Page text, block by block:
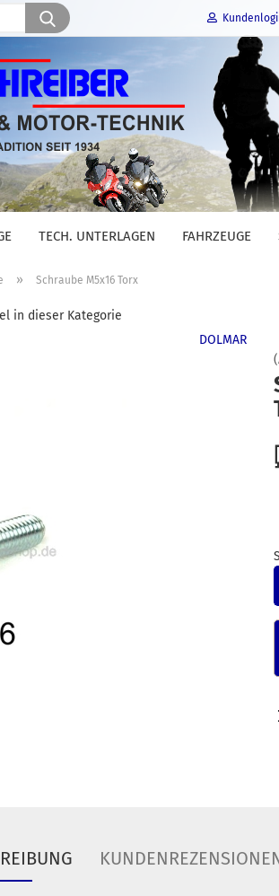
E-Mail
Passwort
Konto erstellen
Suche...
TECH. UNTERLAGEN FAHRZEUGE
» Schraube M5x16 Torx
in dieser Kategorie
DOLMAR